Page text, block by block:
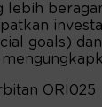
lebih
goals)
ORI025